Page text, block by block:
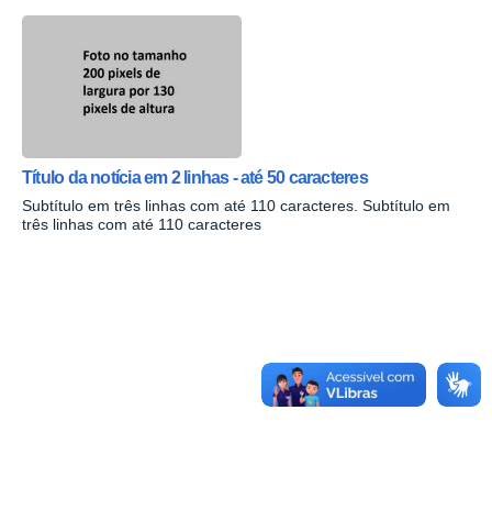
Título da notícia em 2 linhas - até 50 caracteres
Subtítulo em três linhas com até 110 caracteres. Subtítulo em
três linhas com até 110 caracteres